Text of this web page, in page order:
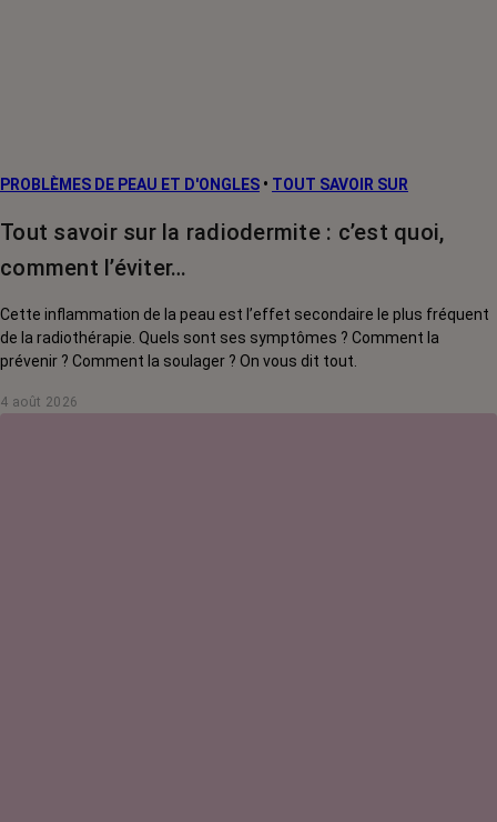
PROBLÈMES DE PEAU ET D'ONGLES • TOUT SAVOIR SUR
Tout savoir sur la radiodermite : c’est quoi,
comment l’éviter…
Cette inflammation de la peau est l’effet secondaire le plus fréquent
de la radiothérapie. Quels sont ses symptômes ? Comment la
prévenir ? Comment la soulager ? On vous dit tout.
4 août 2026